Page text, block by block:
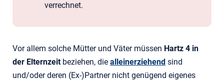
verrechnet.
Vor allem solche Mütter und Väter müssen Hartz 4 in
der Elternzeitbeziehen, die alleinerziehend sind
und/oder deren (Ex-)Partner nicht genügend eigenes